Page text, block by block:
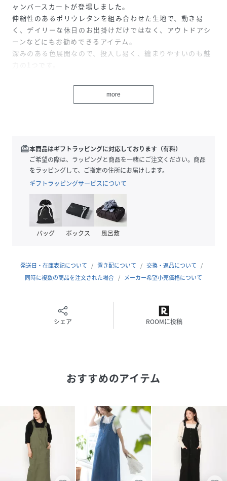
ャンバースカートが登場しました。
伸縮性のあるポリウレタンを組み合わせた生地で、動き易
く、デイリーな休日のお出掛けだけではなく、アウトドアシ
ーンなどにもお勧めできるアイテム。
深みのある色展開なので、投入し易く、纏まりやすいのも魅
力の1つです。
モデル身長：162cm 着用サイズ：F
素材
コットン97%
ポリウレタン3%
F
クリーニング 洗濯機洗い可
RM4870_G721714
more
redeem本商品はギフトラッピングに対応しております（有料）
ご希望の際は、ラッピングと商品を一緒にご注文ください。商品
をラッピングして、ご指定の住所にお届けします。
ギフトラッピングサービスについて
バッグ ボックス 風呂敷
発送日・在庫表記について 置き配について
交換・返品について
同時に複数の商品を注文された場合
メーカー希望小売価格について
シェア ROOMに投稿
おすすめのアイテム